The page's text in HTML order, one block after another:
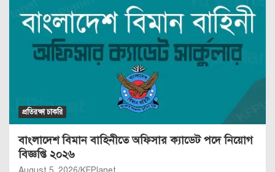
প্রতিরক্ষা চাকরি
বাংলাদেশ বিমান বাহিনীতে অফিসার ক্যাডেট পদে নিয়োগ
বিজ্ঞপ্তি ২০২৬